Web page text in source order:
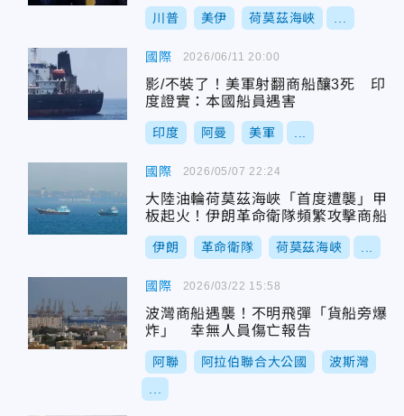
川普 美伊 荷莫茲海峽
國際
影/不裝了！美軍射翻商船釀3死 印
度證實：本國船員遇害
印度 阿曼 美軍
2026/06/11 20:00
國際
大陸油輪荷莫茲海峽「首度遭襲」甲
板起火！伊朗革命衛隊頻繁攻擊商船
伊朗 革命衛隊 荷莫茲海峽
2026/05/07 22:24
國際
波灣商船遇襲！不明飛彈「貨船旁爆
炸」 幸無人員傷亡報告
阿聯 阿拉伯聯合大公國 波斯灣
2026/03/22 15:58